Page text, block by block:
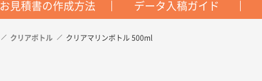
お見積書の作成方法 データ入稿ガイド
クリアボトル クリアマリンボトル 500ml